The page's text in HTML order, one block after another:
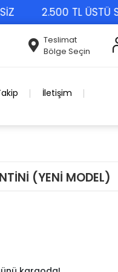
2.500 TL ÜSTÜ
Teslimat
Bölge Seçin
İletişim
(YENİ MODEL)